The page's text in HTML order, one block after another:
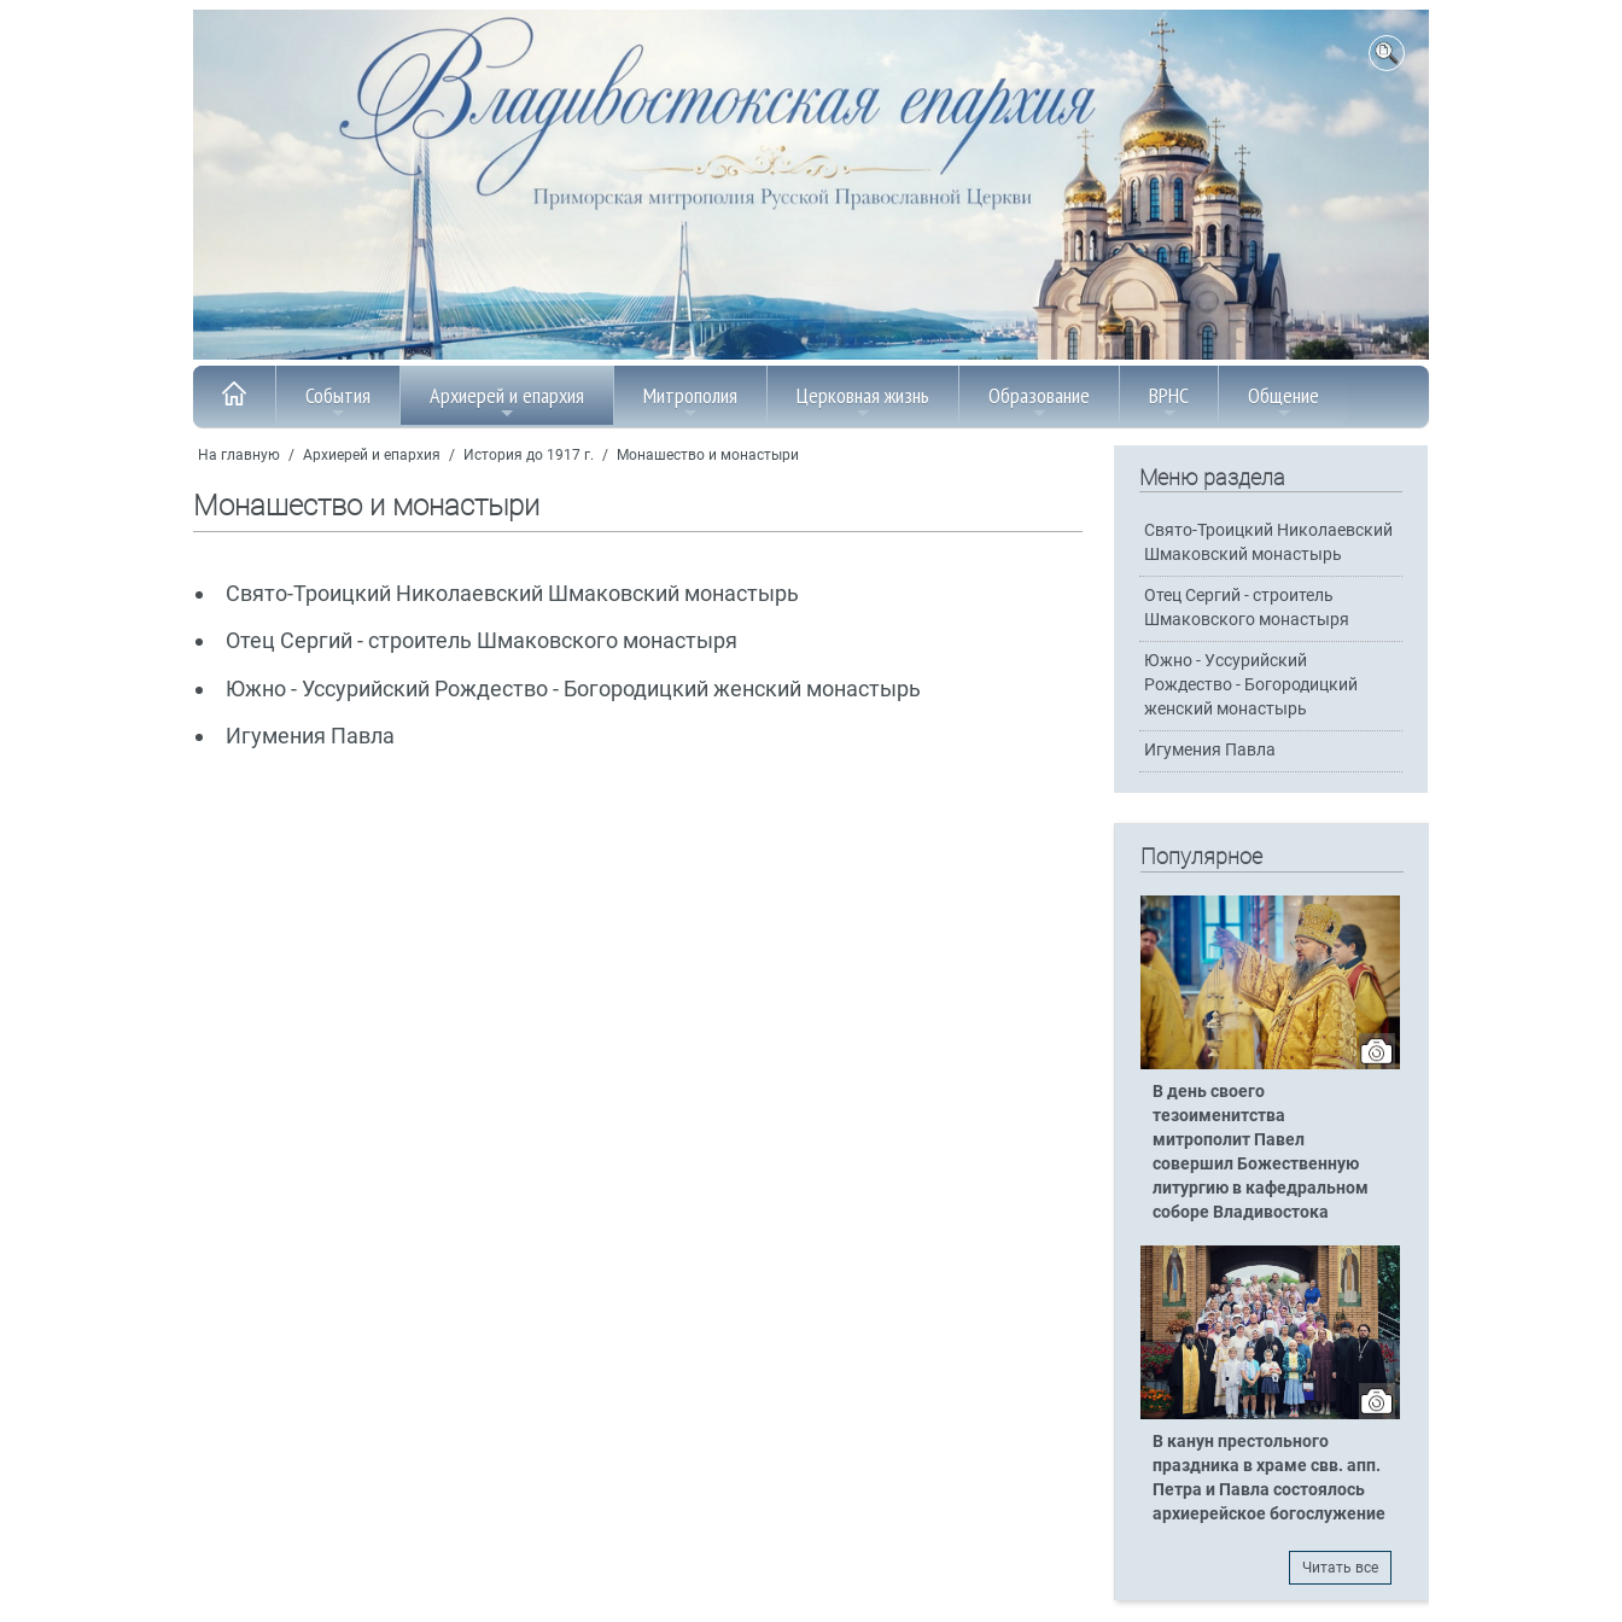
События Архиерей и епархия Митрополия Церковная жизнь Образование ВРНС Общение
На главную / Архиерей и епархия / История до 1917 г. / Монашество и монастыри
Монашество и монастыри
Свято-Троицкий Николаевский Шмаковский монастырь
Отец Сергий - строитель Шмаковского монастыря
Южно - Уссурийский Рождество - Богородицкий женский монастырь
Игумения Павла
Меню раздела
Свято-Троицкий Николаевский
Шмаковский монастырь
Отец Сергий - строитель
Шмаковского монастыря
Южно - Уссурийский
Рождество - Богородицкий
женский монастырь
Игумения Павла
Популярное
В день своего
тезоименитства
митрополит Павел
совершил Божественную
литургию в кафедральном
соборе Владивостока
В канун престольного
праздника в храме свв. апп.
Петра и Павла состоялось
архиерейское богослужение
Читать все